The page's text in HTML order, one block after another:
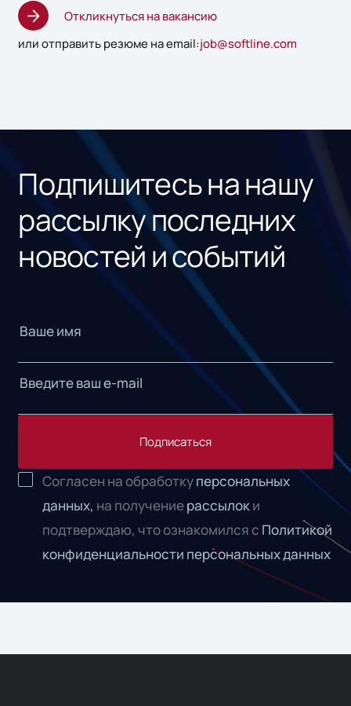
Откликнуться на вакансию
или отправить резюме на email:job@softline.com
Подпишитесь на нашу
рассылку последних
новостей и событий
Подписаться
Согласен на обработкуперсональных
данных, на получениерассылок и
подтверждаю, что ознакомился с Политикой
конфиденциальности персональных данных